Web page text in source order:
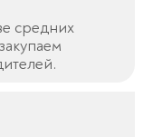
средних